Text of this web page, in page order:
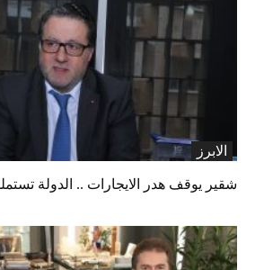
الابرز
شقير يوقف هدر الايجارات .. الدولة